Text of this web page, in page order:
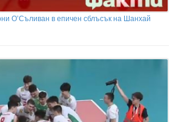
О’Съливан в епичен сблъсък на Шанхай